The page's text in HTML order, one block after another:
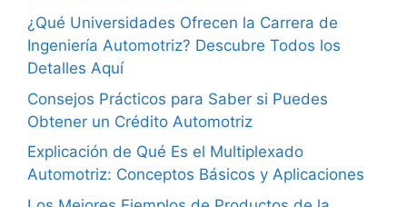
¿Qué Universidades Ofrecen la Carrera de
Ingeniería Automotriz? Descubre Todos los
Detalles Aquí
Consejos Prácticos para Saber si Puedes
Obtener un Crédito Automotriz
Explicación de Qué Es el Multiplexado
Automotriz: Conceptos Básicos y Aplicaciones